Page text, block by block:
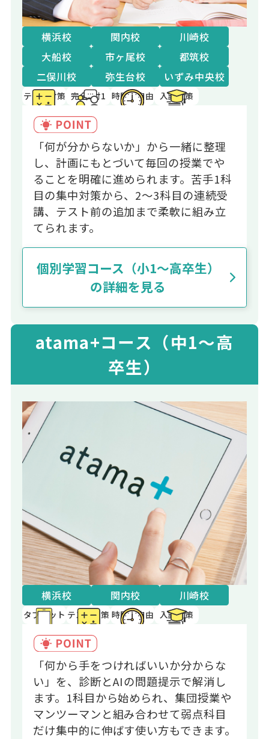
横浜校 関内校
川崎校
大船校
市ヶ尾校
都筑校
二俣川校
弥生台校 いずみ中央校
テスト対策 完全1対1 時間割自由 入試対策
「何が分からないか」から一緒に整理
し、計画にもとづいて毎回の授業でや
ることを明確に進められます。苦手1科
目の集中対策から、2〜3科目の連続受
講、テスト前の追加まで柔軟に組み立
てられます。
個別学習コース（小1～高卒生）
の詳細を見る
atama+コース（中1～高
卒生）
横浜校 関内校 川崎校
タブレット テスト対策 時間割自由 入試対策
「何から手をつければいいか分からな
い」を、診断とAIの問題提示で解消し
ます。1科目から始められ、集団授業や
マンツーマンと組み合わせて弱点科目
だけ集中的に伸ばす使い方もできます。